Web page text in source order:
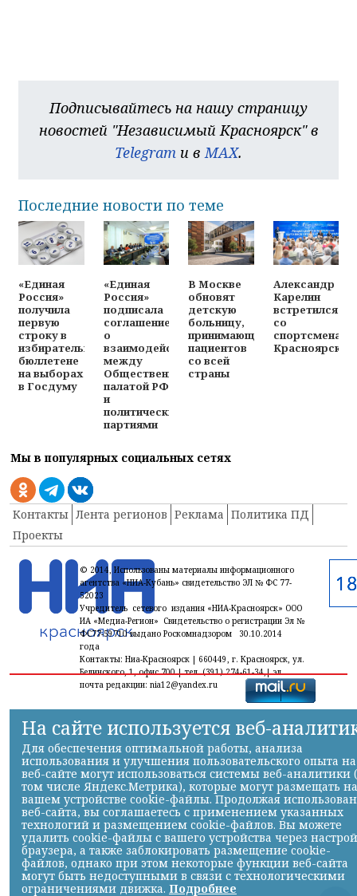
Подписывайтесь на нашу страницу
новостей "Независимый Красноярск" в
Telegram и в MAX.
Последние новости по теме
«Единая
Россия»
получила
первую
строку в
избирательном
бюллетене
на выборах
в Госдуму
«Единая
Россия»
подписала
соглашение
о
взаимодействии
между
Общественной
палатой РФ
и
политическими
партиями
В Москве
обновят
детскую
больницу,
принимающую
пациентов
со всей
страны
Александр
Карелин
встретился
со
спортсменами
Красноярска
Мы в популярных социальных сетях
Контакты Лента регионов Реклама Политика ПД
Проекты
© 2014, Использованы материалы информационного
агентства «НИА-Кубань» свидетельство ЭЛ № ФС 77-
52023
Учредитель сетевого издания «НИА-Красноярск» ООО
ИА «Медиа-Регион» Свидетельство о регистрации Эл №
ФС77-59710 выдано Роскомнадзором 30.10.2014
года
Контакты: Ниа-Красноярск | 660449, г. Красноярск, ул.
Белинского, 1, офис 700 | тел. (391) 274-61-34,| эл.
почта редакции: nia12@yandex.ru
На сайте используется веб-
Для обеспечения оптимальной работы, анализа
использования и улучшения пользовательского опыта на
веб-сайте могут использоваться системы веб-аналитики
том числе Яндекс.Метрика), которые могут размещать на
вашем устройстве cookie-файлы. Продолжая
веб-сайта, вы соглашаетесь с применением указанных
технологий и размещением cookie-файлов. Вы можете
удалить cookie-файлы с вашего устройства через
браузера, а также заблокировать размещение cookie-
файлов, однако при этом некоторые функции веб-сайта
могут быть недоступными в связи с технологическими
ограничениями движка. Подробнее